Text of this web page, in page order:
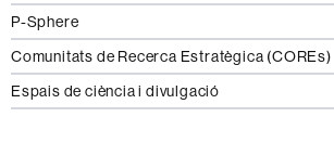
P-Sphere
Comunitats de Recerca Estratègica (COREs)
Espais de ciència i divulgació